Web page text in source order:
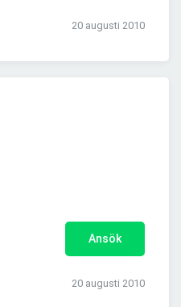
20 augusti 2010
Ansök
20 augusti 2010